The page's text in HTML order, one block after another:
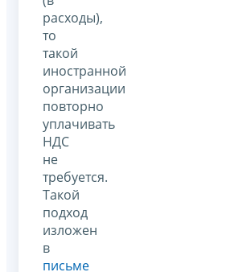
расходы),
то
такой
иностранной
организации
повторно
уплачивать
НДС
не
требуется.
Такой
подход
изложен
в
письме